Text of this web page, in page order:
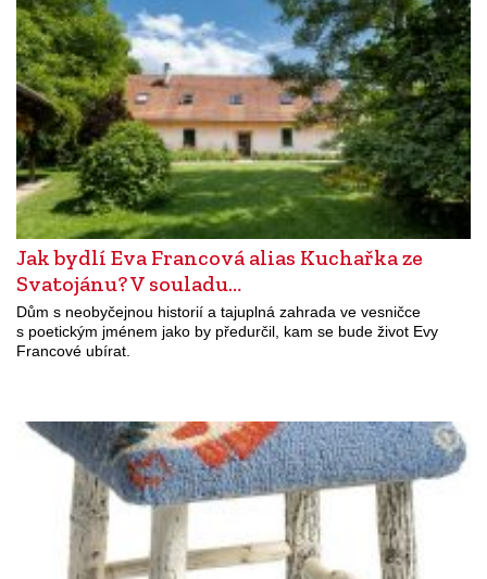
Jak bydlí Eva Francová alias Kuchařka ze
Svatojánu? V souladu…
Dům s neobyčejnou historií a tajuplná zahrada ve vesničce
s poetickým jménem jako by předurčil, kam se bude život Evy
Francové ubírat.